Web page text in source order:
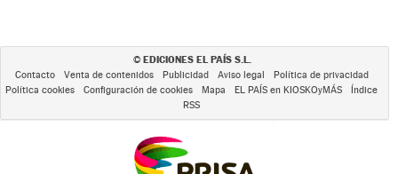
© EDICIONES EL PAÍS S.L.
Contacto Venta de contenidos Publicidad Aviso legal
Política de privacidad
Política cookies
Configuración de cookies Mapa EL PAÍS en KIOSKOyMÁS
Índice
RSS